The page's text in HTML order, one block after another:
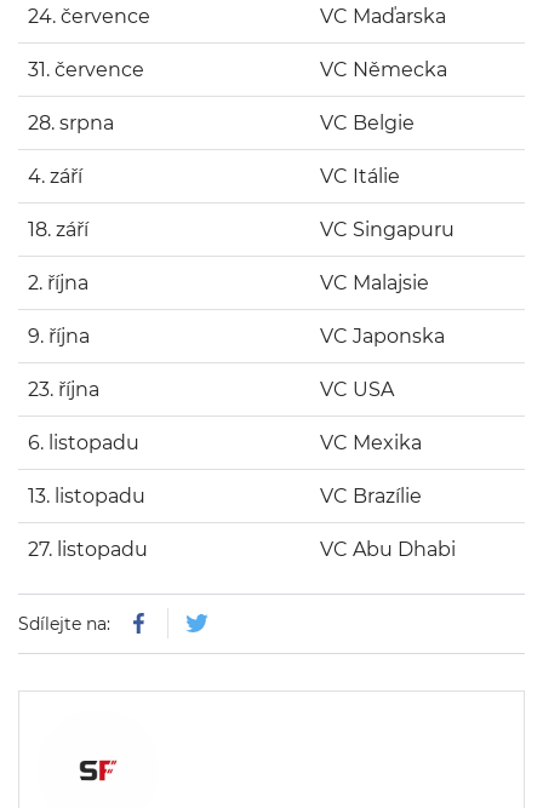
24. července VC Maďarska
31. července VC Německa
28. srpna VC Belgie
4. září VC Itálie
18. září VC Singapuru
2. října VC Malajsie
9. října VC Japonska
23. října VC USA
6. listopadu VC Mexika
13. listopadu VC Brazílie
27. listopadu VC Abu Dhabi
Sdílejte na: